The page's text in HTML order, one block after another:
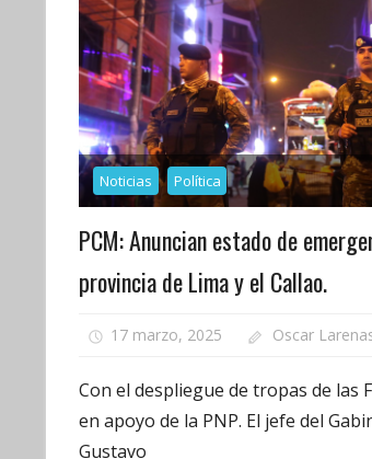
Noticias Política
PCM: Anuncian estado de
provincia de Lima y el Callao.
17 marzo, 2025 Oscar
Con el despliegue de tropas de las
en apoyo de la PNP. El jefe del
Gustavo